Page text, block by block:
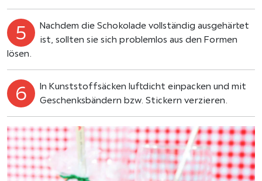
Nachdem die Schokolade vollständig ausgehärtet
ist, sollten sie sich problemlos aus den Formen
lösen.
In Kunststoffsäcken luftdicht einpacken und mit
Geschenksbändern bzw. Stickern verzieren.